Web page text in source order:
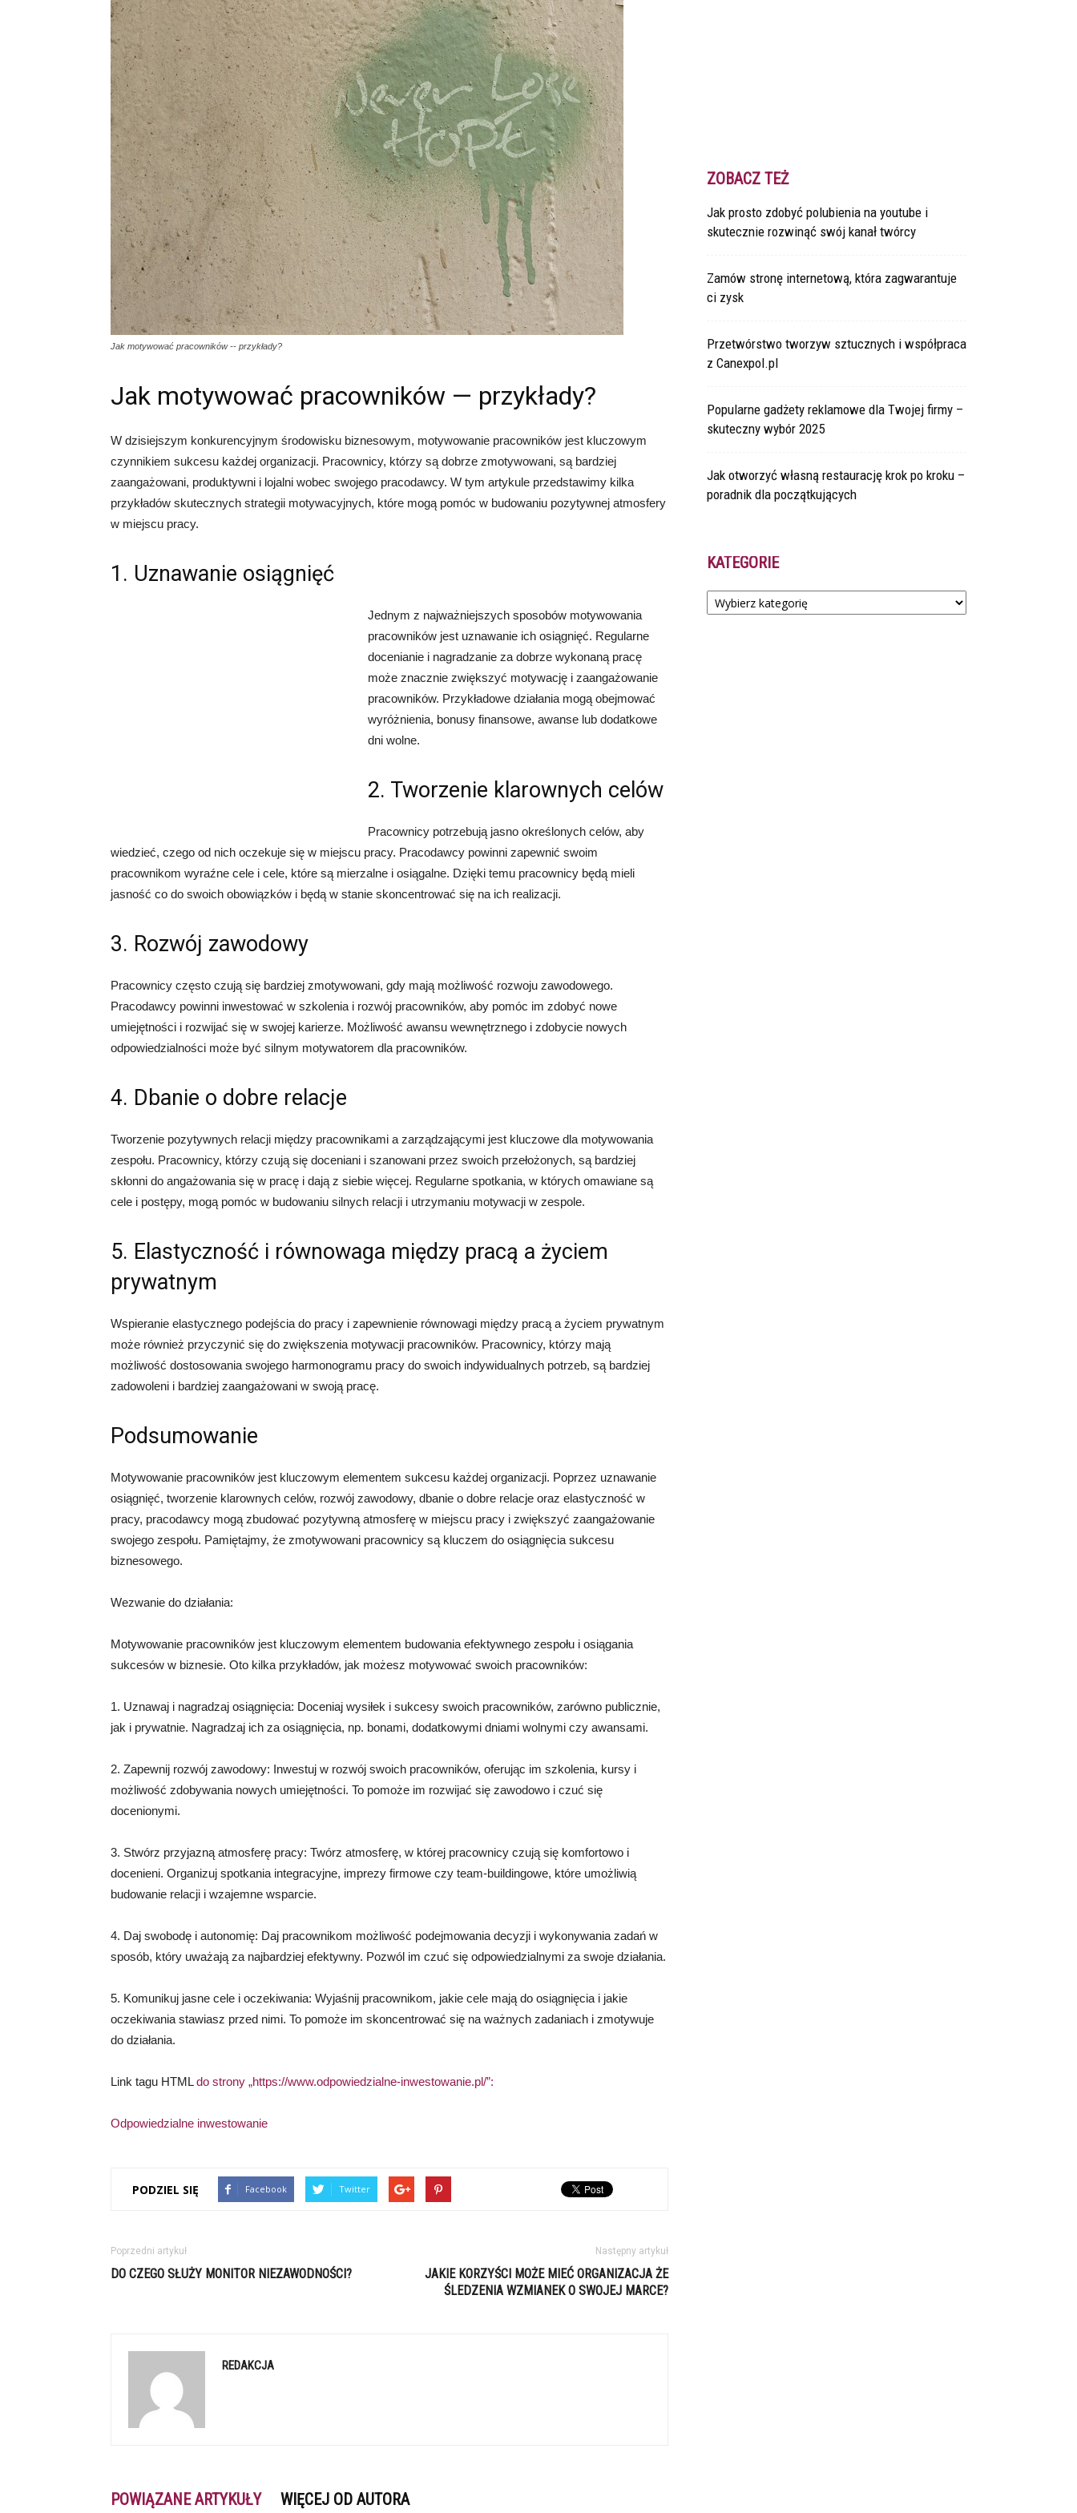
Jak motywować pracowników -- przykłady?
Jak motywować pracowników — przykłady?
W dzisiejszym konkurencyjnym środowisku biznesowym, motywowanie pracowników jest kluczowym
czynnikiem sukcesu każdej organizacji. Pracownicy, którzy są dobrze zmotywowani, są bardziej
zaangażowani, produktywni i lojalni wobec swojego pracodawcy. W tym artykule przedstawimy kilka
przykładów skutecznych strategii motywacyjnych, które mogą pomóc w budowaniu pozytywnej atmosfery
w miejscu pracy.
1. Uznawanie osiągnięć
Jednym z najważniejszych sposobów motywowania
pracowników jest uznawanie ich osiągnięć. Regularne
docenianie i nagradzanie za dobrze wykonaną pracę
może znacznie zwiększyć motywację i zaangażowanie
pracowników. Przykładowe działania mogą obejmować
wyróżnienia, bonusy finansowe, awanse lub dodatkowe
dni wolne.
2. Tworzenie klarownych celów
Pracownicy potrzebują jasno określonych celów, aby
wiedzieć, czego od nich oczekuje się w miejscu pracy. Pracodawcy powinni zapewnić swoim
pracownikom wyraźne cele i cele, które są mierzalne i osiągalne. Dzięki temu pracownicy będą mieli
jasność co do swoich obowiązków i będą w stanie skoncentrować się na ich realizacji.
3. Rozwój zawodowy
Pracownicy często czują się bardziej zmotywowani, gdy mają możliwość rozwoju zawodowego.
Pracodawcy powinni inwestować w szkolenia i rozwój pracowników, aby pomóc im zdobyć nowe
umiejętności i rozwijać się w swojej karierze. Możliwość awansu wewnętrznego i zdobycie nowych
odpowiedzialności może być silnym motywatorem dla pracowników.
4. Dbanie o dobre relacje
Tworzenie pozytywnych relacji między pracownikami a zarządzającymi jest kluczowe dla motywowania
zespołu. Pracownicy, którzy czują się doceniani i szanowani przez swoich przełożonych, są bardziej
skłonni do angażowania się w pracę i dają z siebie więcej. Regularne spotkania, w których omawiane są
cele i postępy, mogą pomóc w budowaniu silnych relacji i utrzymaniu motywacji w zespole.
5. Elastyczność i równowaga między pracą a życiem
prywatnym
Wspieranie elastycznego podejścia do pracy i zapewnienie równowagi między pracą a życiem prywatnym
może również przyczynić się do zwiększenia motywacji pracowników. Pracownicy, którzy mają
możliwość dostosowania swojego harmonogramu pracy do swoich indywidualnych potrzeb, są bardziej
zadowoleni i bardziej zaangażowani w swoją pracę.
Podsumowanie
Motywowanie pracowników jest kluczowym elementem sukcesu każdej organizacji. Poprzez uznawanie
osiągnięć, tworzenie klarownych celów, rozwój zawodowy, dbanie o dobre relacje oraz elastyczność w
pracy, pracodawcy mogą zbudować pozytywną atmosferę w miejscu pracy i zwiększyć zaangażowanie
swojego zespołu. Pamiętajmy, że zmotywowani pracownicy są kluczem do osiągnięcia sukcesu
biznesowego.
Wezwanie do działania:
Motywowanie pracowników jest kluczowym elementem budowania efektywnego zespołu i osiągania
sukcesów w biznesie. Oto kilka przykładów, jak możesz motywować swoich pracowników:
1. Uznawaj i nagradzaj osiągnięcia: Doceniaj wysiłek i sukcesy swoich pracowników, zarówno publicznie,
jak i prywatnie. Nagradzaj ich za osiągnięcia, np. bonami, dodatkowymi dniami wolnymi czy awansami.
2. Zapewnij rozwój zawodowy: Inwestuj w rozwój swoich pracowników, oferując im szkolenia, kursy i
możliwość zdobywania nowych umiejętności. To pomoże im rozwijać się zawodowo i czuć się
docenionymi.
3. Stwórz przyjazną atmosferę pracy: Twórz atmosferę, w której pracownicy czują się komfortowo i
docenieni. Organizuj spotkania integracyjne, imprezy firmowe czy team-buildingowe, które umożliwią
budowanie relacji i wzajemne wsparcie.
4. Daj swobodę i autonomię: Daj pracownikom możliwość podejmowania decyzji i wykonywania zadań w
sposób, który uważają za najbardziej efektywny. Pozwól im czuć się odpowiedzialnymi za swoje działania.
5. Komunikuj jasne cele i oczekiwania: Wyjaśnij pracownikom, jakie cele mają do osiągnięcia i jakie
oczekiwania stawiasz przed nimi. To pomoże im skoncentrować się na ważnych zadaniach i zmotywuje
do działania.
Link tagu HTMLdo strony „https://www.odpowiedzialne-inwestowanie.pl/”:
Odpowiedzialne inwestowanie
PODZIEL SIĘ Facebook Twitter
Poprzedni artykuł
DO CZEGO SŁUŻY MONITOR NIEZAWODNOŚCI?
Następny artykuł
JAKIE KORZYŚCI MOŻE MIEĆ ORGANIZACJA ŻE
ŚLEDZENIA WZMIANEK O SWOJEJ MARCE?
REDAKCJA
POWIĄZANE ARTYKUŁY WIĘCEJ OD AUTORA
ZOBACZ TEŻ
Jak prosto zdobyć polubienia na youtube i
skutecznie rozwinąć swój kanał twórcy
Zamów stronę internetową, która zagwarantuje
ci zysk
Przetwórstwo tworzyw sztucznych i współpraca
z Canexpol.pl
Popularne gadżety reklamowe dla Twojej firmy –
skuteczny wybór 2025
Jak otworzyć własną restaurację krok po kroku –
poradnik dla początkujących
KATEGORIE
Kategorie